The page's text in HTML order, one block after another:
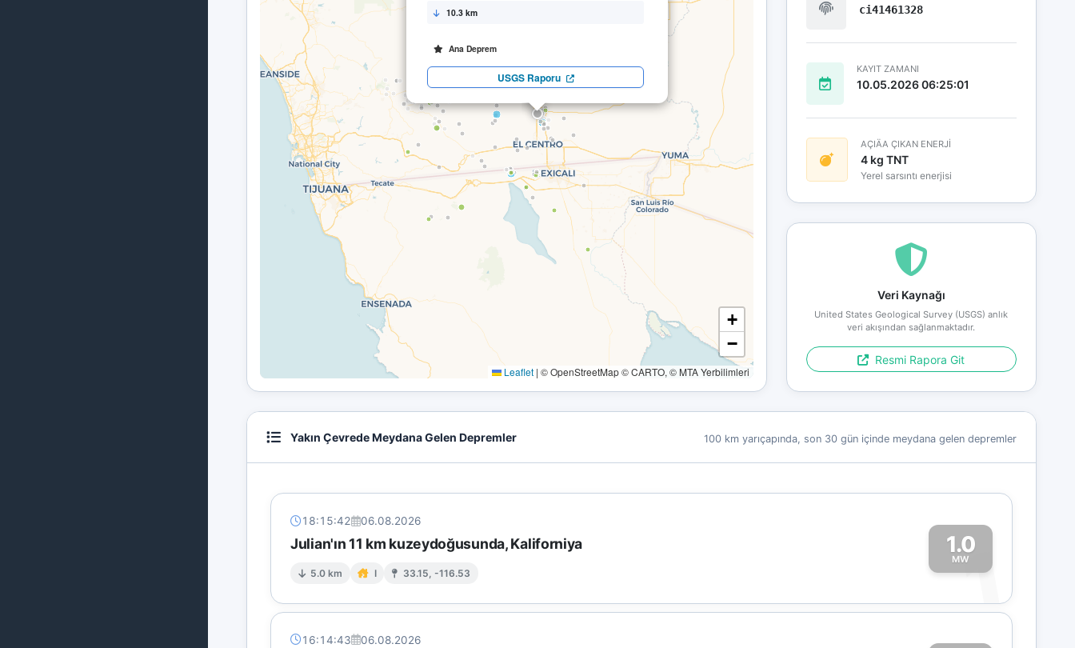
10.3 km
Ana Deprem
USGS Raporu
+
−
Leaflet | © OpenStreetMap © CARTO, © MTA Yerbilimleri
ci41461328
KAYIT ZAMANI
10.05.2026 06:25:01
AÇIÄA ÇIKAN ENERJİ
4 kg TNT
Yerel sarsıntı enerjisi
Veri Kaynağı
United States Geological Survey (USGS) anlık
veri akışından sağlanmaktadır.
Resmi Rapora Git
Yakın Çevrede Meydana Gelen Depremler 100 km yarıçapında, son 30 gün içinde meydana gelen depremler
18:15:42 06.08.2026
Julian'ın 11 km kuzeydoğusunda, Kaliforniya
5.0 km I 33.15, -116.53
1.0
MW
1
16:14:43 06.08.2026